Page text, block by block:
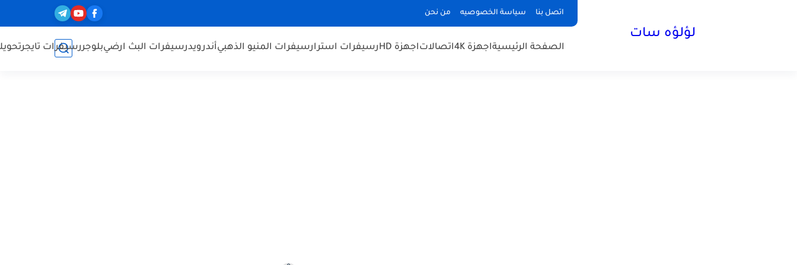
اتصل بنا سياسة الخصوصيه من نحن
لؤلؤه سات
الصفحة الرئيسيةاجهزة 4K اتصالاتاجهزة HD رسيفرات استرارسيفرات المنيو الذهبيأندرويدرسيفرات البث ارضيبلوجررسيفرات تايجر